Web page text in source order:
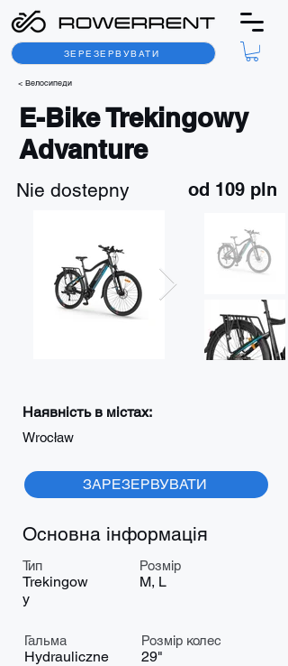
ЗЕРЕЗЕРВУВАТИ
< Велосипеди
E-Bike Trekingowy
Advanture
Nie dostepny od 109 pln
Наявність в містах:
Wrocław
ЗАРЕЗЕРВУВАТИ
Основна інформація
Тип
Trekingow
y
Розмір
M, L
Гальма
Hydrauliczne
Розмір колес
29"